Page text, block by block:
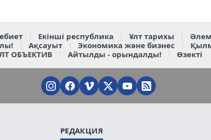
Екінші республика Ұлт тарихы
Ақсауыт Экономика және бизнес
ОБЪЕКТИВ
Айтылды - орындалды! Өзекті
РЕДАКЦИЯ